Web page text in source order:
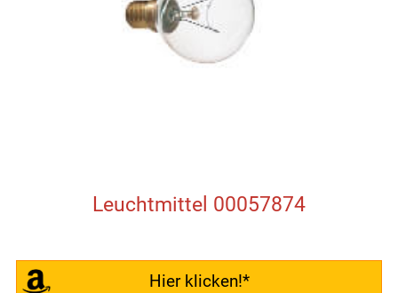
Leuchtmittel 00057874
Hier klicken!*